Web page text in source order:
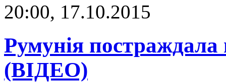
20:00, 17.10.2015
Румунія постраждала
(ВІДЕО)